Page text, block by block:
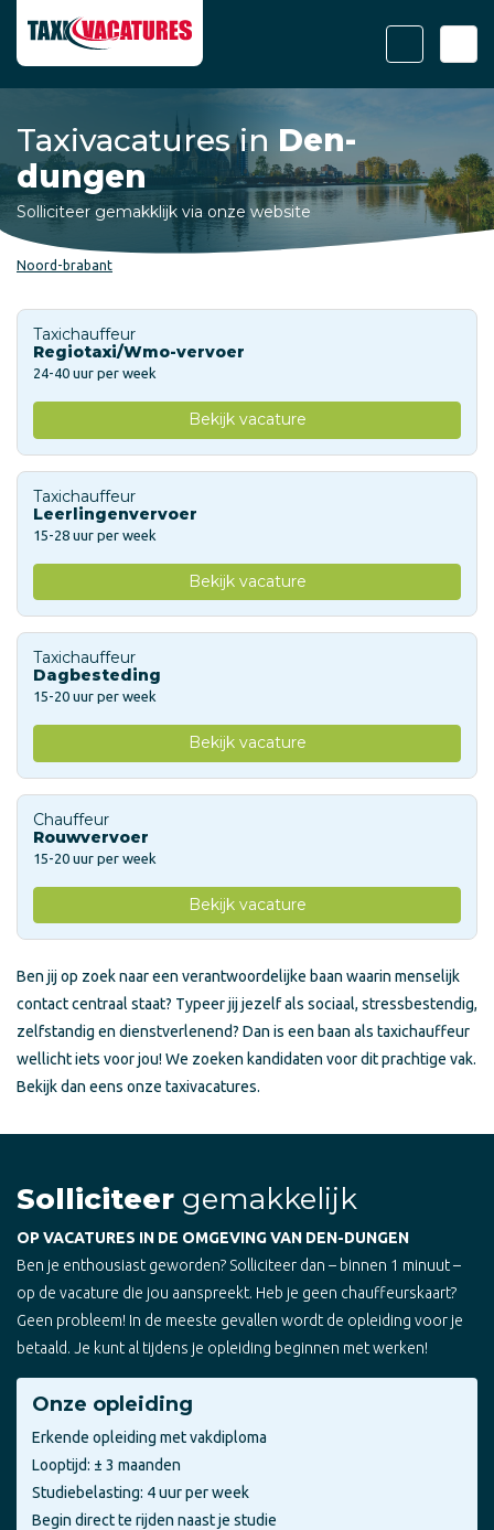
Taxivacatures in Den-
dungen
Solliciteer gemakklijk via onze website
Noord-brabant
Taxichauffeur
Regiotaxi/Wmo-vervoer
24-40 uur per week
Bekijk vacature
Taxichauffeur
Leerlingenvervoer
15-28 uur per week
Bekijk vacature
Taxichauffeur
Dagbesteding
15-20 uur per week
Bekijk vacature
Chauffeur
Rouwvervoer
15-20 uur per week
Bekijk vacature
Ben jij op zoek naar een verantwoordelijke baan waarin menselijk
contact centraal staat? Typeer jij jezelf als sociaal, stressbestendig,
zelfstandig en dienstverlenend? Dan is een baan als taxichauffeur
wellicht iets voor jou! We zoeken kandidaten voor dit prachtige vak.
Bekijk dan eens onze taxivacatures.
Solliciteer gemakkelijk
OP VACATURES IN DE OMGEVING VAN DEN-DUNGEN
Ben je enthousiast geworden? Solliciteer dan – binnen 1 minuut –
op de vacature die jou aanspreekt. Heb je geen chauffeurskaart?
Geen probleem! In de meeste gevallen wordt de opleiding voor je
betaald. Je kunt al tijdens je opleiding beginnen met werken!
Onze opleiding
Erkende opleiding met vakdiploma
Looptijd: ± 3 maanden
Studiebelasting: 4 uur per week
Begin direct te rijden naast je studie